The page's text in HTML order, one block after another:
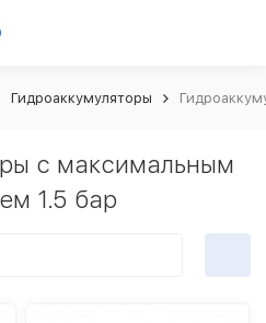
Гидроаккумуляторы
с максимальным
1.5 бар